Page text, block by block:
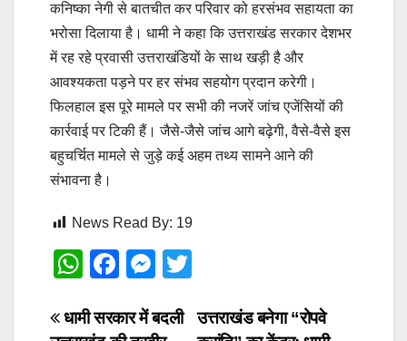
कनिष्का नेगी से बातचीत कर परिवार को हरसंभव सहायता का
भरोसा दिलाया है। धामी ने कहा कि उत्तराखंड सरकार देशभर
में रह रहे प्रवासी उत्तराखंडियों के साथ खड़ी है और
आवश्यकता पड़ने पर हर संभव सहयोग प्रदान करेगी।
फिलहाल इस पूरे मामले पर सभी की नजरें जांच एजेंसियों की
कार्रवाई पर टिकी हैं। जैसे-जैसे जांच आगे बढ़ेगी, वैसे-वैसे इस
बहुचर्चित मामले से जुड़े कई अहम तथ्य सामने आने की
संभावना है।
News Read By: 19
W
at
F
c
M
ss tt
Post
उत्तराखंड बनेगा “रोपवे
धामी सरकार में बदली